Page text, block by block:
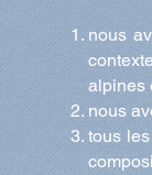
nous
alpines
nous
tous